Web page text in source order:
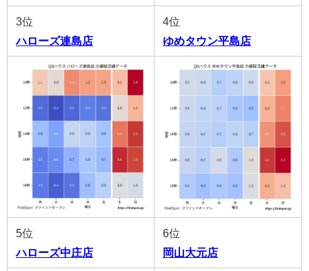
3位
ハローズ連島店
4位
ゆめタウン平島店
5位
ハローズ中庄店
6位
岡山大元店